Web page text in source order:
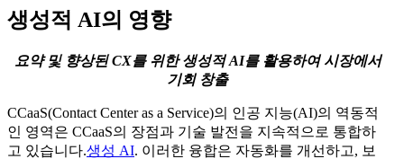
생성적 AI의 영향
요약 및 향상된 CX를 위한 생성적 AI를 활용하여 시장에서
기회 창출
CCaaS(Contact Center as a Service)의 인공 지능(AI)의 역동적
인 영역은 CCaaS의 장점과 기술 발전을 지속적으로 통합하
고 있습니다.생성 AI. 이러한 융합은 자동화를 개선하고, 보